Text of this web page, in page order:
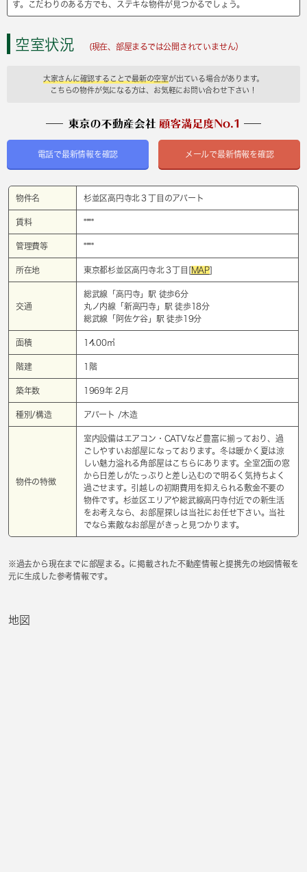
す。こだわりのある方でも、ステキな物件が見つかるでしょう。
空室状況 (現在、部屋まるでは公開されていません）
大家さんに確認することで最新の空室が出ている場合があります。
こちらの物件が気になる方は、お気軽にお問い合わせ下さい！
電話で最新情報を確認 メールで最新情報を確認
物件名 杉並区高円寺北３丁目のアパート
賃料 ****
管理費等 ****
所在地 東京都杉並区高円寺北３丁目[MAP]
交通
総武線「 高円寺」駅 徒歩6分
丸ノ内線「 新高円寺」駅 徒歩18分
総武線「 阿佐ケ谷 」駅 徒歩19分
面積 14.00㎡
階建 1階
築年数 1969年 2月
種別/構造 アパート /木造
物件の特徴
室内設備はエアコン・CATVなど豊富に揃っており、過
ごしやすいお部屋になっております。冬は暖かく夏は涼
しい魅力溢れる角部屋はこちらにあります。全室2面の窓
から日差しがたっぷりと差し込むので明るく気持ちよく
過ごせます。引越しの初期費用を抑えられる敷金不要の
物件です。杉並区エリアや総武線高円寺付近での新生活
をお考えなら、お部屋探しは当社にお任せ下さい。当社
でなら素敵なお部屋がきっと見つかります。
※過去から現在までに部屋まる。に掲載された不動産情報と提携先の地図情報を
元に生成した参考情報です。
地図